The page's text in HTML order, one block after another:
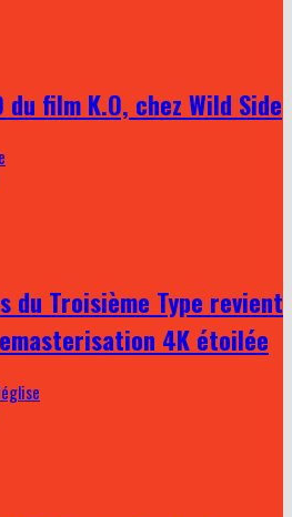
du film K.O, chez Wild Side
du Troisième Type revient
4K étoilée